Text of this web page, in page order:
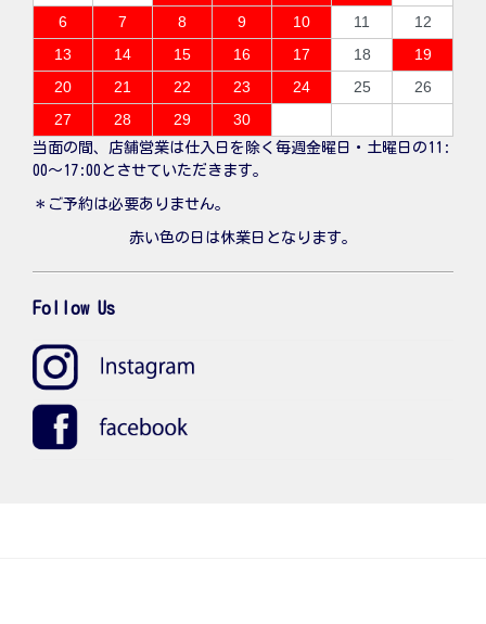
6
7 8 9 10 11
12
13
14 15 16 17 18
19
20
21 22 23 24 25
26
27
28 29 30
当面の間、店舗営業は仕入日を除く毎週金曜日・土曜日の11:
00〜17:00とさせていただきます。
＊ご予約は必要ありません。
赤い色の日は休業日となります。
Follow Us